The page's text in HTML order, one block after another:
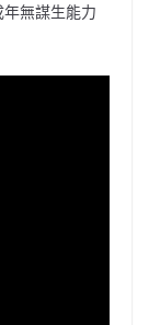
無謀生能力